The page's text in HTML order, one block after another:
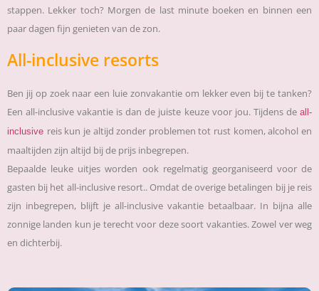
stappen. Lekker toch? Morgen de last minute boeken en binnen een
paar dagen fijn genieten van de zon.
All-inclusive resorts
Ben jij op zoek naar een luie zonvakantie om lekker even bij te tanken?
Een all-inclusive vakantie is dan de juiste keuze voor jou. Tijdens de all-
inclusive reis kun je altijd zonder problemen tot rust komen, alcohol en
maaltijden zijn altijd bij de prijs inbegrepen.
Bepaalde leuke uitjes worden ook regelmatig georganiseerd voor de
gasten bij het all-inclusive resort.. Omdat de overige betalingen bij je reis
zijn inbegrepen, blijft je all-inclusive vakantie betaalbaar. In bijna alle
zonnige landen kun je terecht voor deze soort vakanties. Zowel ver weg
en dichterbij.